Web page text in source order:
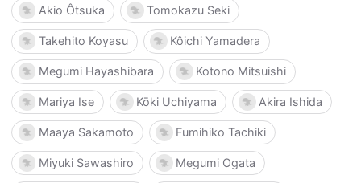
Akio Ôtsuka
Tomokazu Seki
Takehito Koyasu Kôichi Yamadera
Megumi Hayashibara Kotono Mitsuishi
Mariya Ise Kōki Uchiyama Akira Ishida
Maaya Sakamoto Fumihiko Tachiki
Miyuki Sawashiro Megumi Ogata